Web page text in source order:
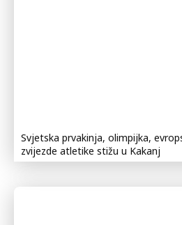
Svjetska prvakinja, olimpijka,
zvijezde atletike stižu u Kakanj